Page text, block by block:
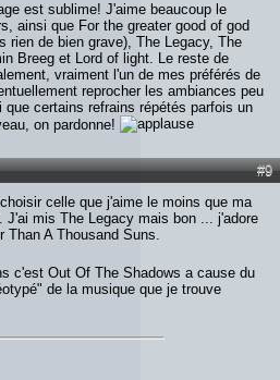
est sublime! J'aime beaucoup le
ainsi que For the greater good of god
rien de bien grave), The Legacy, The
Breeg et Lord of light. Le reste de
vraiment l'un de mes préférés de
reprocher les ambiances peu
certains refrains répétés parfois un
on pardonne!
#9
celle que j'aime le moins que ma
J'ai mis The Legacy mais bon ... j'adore
Than A Thousand Suns.
c'est Out Of The Shadows a cause du
de la musique que je trouve